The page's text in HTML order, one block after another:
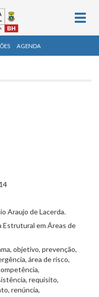
AGENDA
Araujo de Lacerda.
Estrutural em Áreas de
objetivo, prevenção,
área de risco,
requisito,
renúncia,